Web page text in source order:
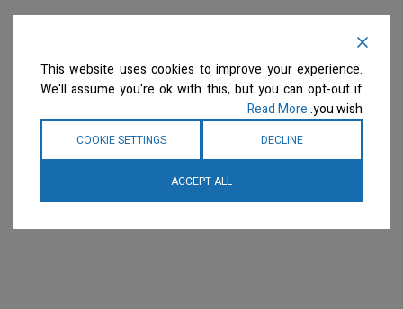
This website uses cookies to improve your experience.
We'll assume you're ok with this, but you can opt-out if
you wish.
Read More
DECLINE
COOKIE SETTINGS
ACCEPT ALL